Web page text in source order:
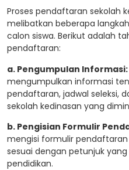
Proses pendaftaran sekolah
melibatkan beberapa
calon siswa. Berikut adalah
pendaftaran:
a. Pengumpulan Informasi:
mengumpulkan informasi
pendaftaran, jadwal seleksi,
sekolah kedinasan yang
b. Pengisian Formulir
mengisi formulir
sesuai dengan petunjuk
pendidikan.